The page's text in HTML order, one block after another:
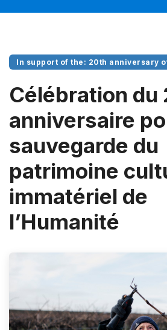
In support of the: 20th anniversary
Célébration du
anniversaire
sauvegarde du
patrimoine
immatériel de
l’Humanité